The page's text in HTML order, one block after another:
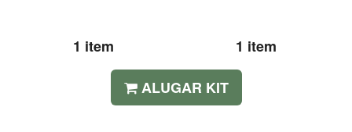
1 item 1 item
ALUGAR KIT